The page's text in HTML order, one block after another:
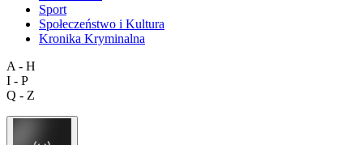
Sport
Społeczeństwo i Kultura
Kronika Kryminalna
A - H
I - P
Q - Z